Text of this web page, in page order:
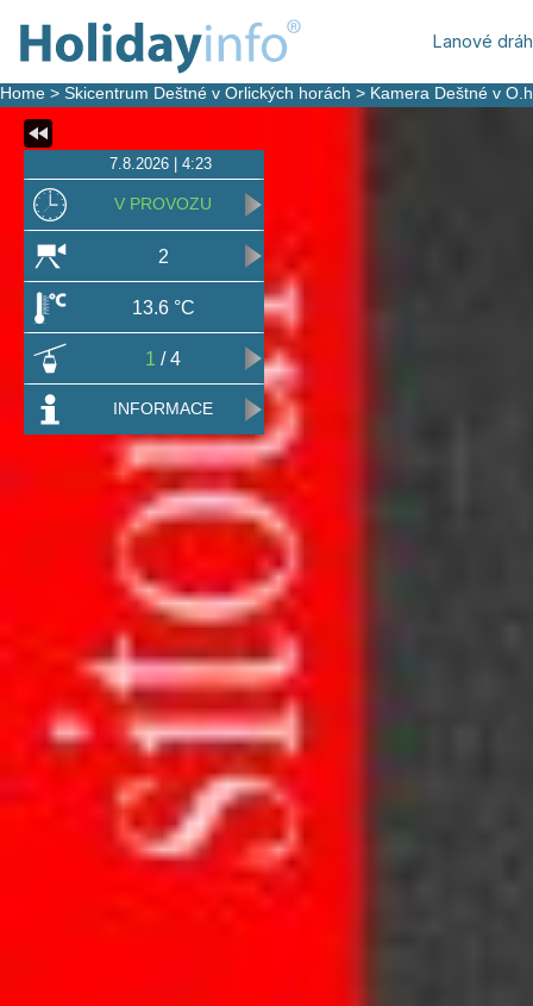
7.8.2026 | 4:23
V PROVOZU
2
13.6 °C
1 / 4
INFORMACE
Lanové
Home > Skicentrum Deštné v Orlických horách > Kamera Deštné v